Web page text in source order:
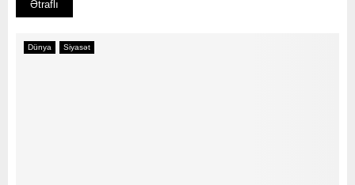
Ətraflı
Dünya Siyasət